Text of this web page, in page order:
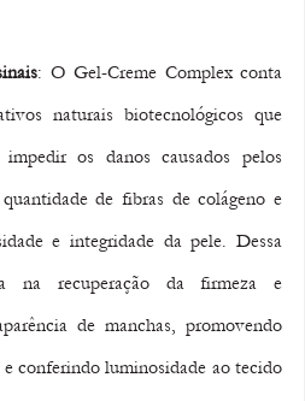
: O Gel-Creme Complex conta
naturais biotecnológicos que
impedir os danos causados pelos
de fibras de colágeno e
e integridade da pele. Dessa
na recuperação da firmeza e
de manchas, promovendo
e conferindo luminosidade ao tecido